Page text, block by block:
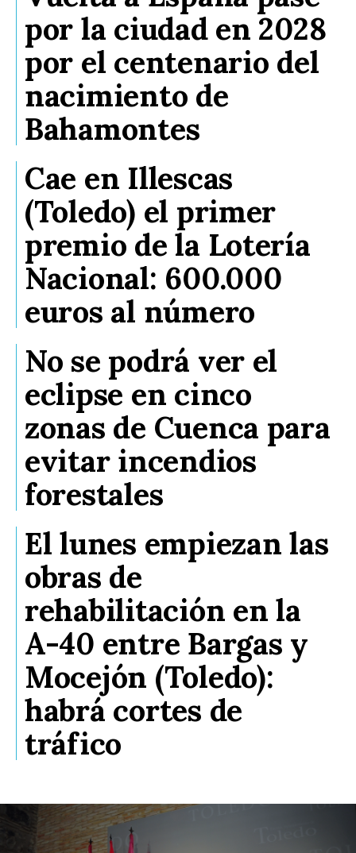
por la ciudad en 2028
por el centenario del
nacimiento de
Bahamontes
Cae en Illescas
(Toledo) el primer
premio de la Lotería
Nacional: 600.000
euros al número
No se podrá ver el
eclipse en cinco
zonas de Cuenca para
evitar incendios
forestales
El lunes empiezan las
obras de
rehabilitación en la
A-40 entre Bargas y
Mocejón (Toledo):
habrá cortes de
tráfico